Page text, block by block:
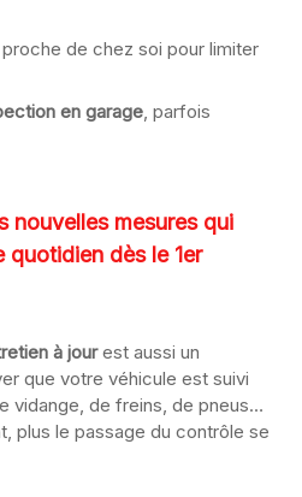
de chez soi pour limiter
en garage , parfois
nouvelles mesures qui
dès le 1er
à jourest aussi un
que votre véhicule est suivi
vidange, de freins, de pneus…
plus le passage du contrôle se